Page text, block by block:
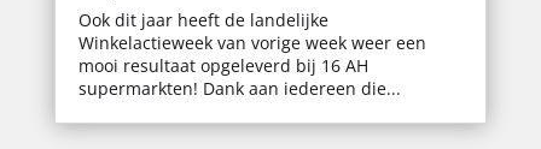
Ook dit jaar heeft de landelijke
Winkelactieweek van vorige week weer een
mooi resultaat opgeleverd bij 16 AH
supermarkten! Dank aan iedereen die...